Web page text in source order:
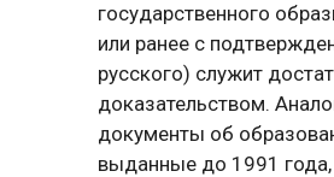
государственного
или ранее с
русского) служит
доказательством.
документы об
выданные до 1991 года,